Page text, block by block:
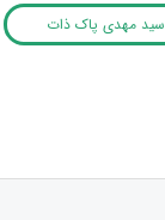
سید مهدی پاک ذات